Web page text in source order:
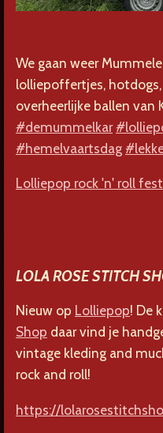
We gaan weer
lolliepoffertjes,
overheerlijke ballen van
#demummelkar
#hemelvaartsdag
Lolliepop rock 'n' roll
LOLA ROSE STITCH
Nieuw op Lolliepop! De
Shop daar vind je
vintage kleding and
rock and roll!
https://